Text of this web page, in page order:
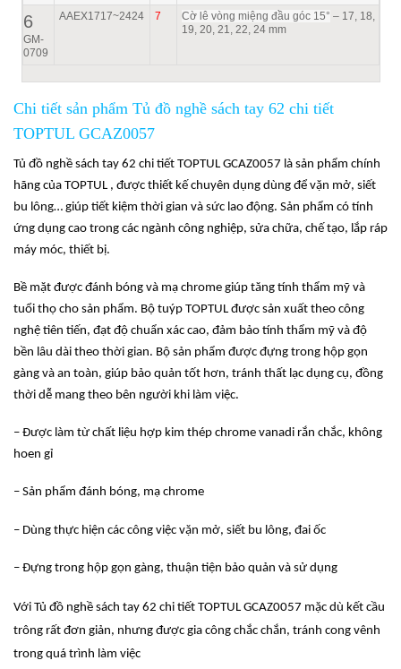
6
GM-
0709
AAEX1717~2424 7 Cờ lê vòng miệng đầu góc 15° – 17, 18,
19, 20, 21, 22, 24 mm
Chi tiết sản phẩm Tủ đồ nghề sách tay 62 chi tiết
TOPTUL GCAZ0057
Tủ đồ nghề sách tay 62 chi tiết TOPTUL GCAZ0057 là sản phẩm chính
hãng của TOPTUL , được thiết kế chuyên dụng dùng để vặn mở, siết
bu lông… giúp tiết kiệm thời gian và sức lao động. Sản phẩm có tính
ứng dụng cao trong các ngành công nghiệp, sửa chữa, chế tạo, lắp ráp
máy móc, thiết bị.
Bề mặt được đánh bóng và mạ chrome giúp tăng tính thẩm mỹ và
tuổi thọ cho sản phẩm. Bộ tuýp TOPTUL được sản xuất theo công
nghệ tiên tiến, đạt độ chuẩn xác cao, đảm bảo tính thẩm mỹ và độ
bền lâu dài theo thời gian. Bộ sản phẩm được đựng trong hộp gọn
gàng và an toàn, giúp bảo quản tốt hơn, tránh thất lạc dụng cụ, đồng
thời dễ mang theo bên người khi làm việc.
– Được làm từ chất liệu hợp kim thép chrome vanadi rắn chắc, không
hoen gỉ
– Sản phẩm đánh bóng, mạ chrome
– Dùng thực hiện các công việc vặn mở, siết bu lông, đai ốc
– Đựng trong hộp gọn gàng, thuận tiện bảo quản và sử dụng
Với Tủ đồ nghề sách tay 62 chi tiết TOPTUL GCAZ0057 mặc dù kết cầu
trông rất đơn giản, nhưng được gia công chắc chắn, tránh cong vênh
trong quá trình làm việc